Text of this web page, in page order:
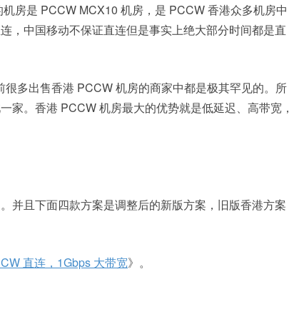
房是 PCCW MCX10 机房，是 PCCW 香港众多机房中
，中国移动不保证直连但是事实上绝大部分时间都是直
多出售香港 PCCW 机房的商家中都是极其罕见的。所
家。香港 PCCW 机房最大的优势就是低延迟、高带宽，
并且下面四款方案是调整后的新版方案，旧版香港方案
直连，1Gbps 大带宽》。